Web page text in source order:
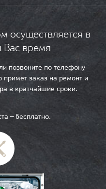
осуществляется в
Вас время
позвоните по телефону
заказ на ремонт и
в кратчайшие сроки.
— бесплатно.